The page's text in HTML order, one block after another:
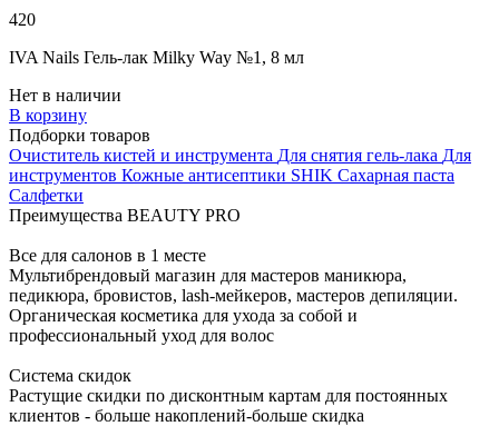
420
IVA Nails Гель-лак Milky Way №1, 8 мл
Нет в наличии
В корзину
Подборки товаров
Очиститель кистей и инструмента Для снятия гель-лака Для
инструментов Кожные антисептики SHIK Сахарная паста
Салфетки
Преимущества BEAUTY PRO
Все для салонов в 1 месте
Мультибрендовый магазин для мастеров маникюра,
педикюра, бровистов, lash-мейкеров, мастеров депиляции.
Органическая косметика для ухода за собой и
профессиональный уход для волос
Система скидок
Растущие скидки по дисконтным картам для постоянных
клиентов - больше накоплений-больше скидка